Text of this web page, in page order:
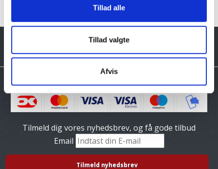
Tillad alle
Tillad valgte
Afvis
Tilmeld dig vores nyhedsbrev, og få gode tilbud
Email